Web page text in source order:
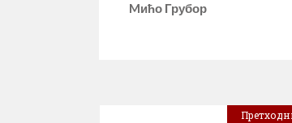
Mићо Грубор